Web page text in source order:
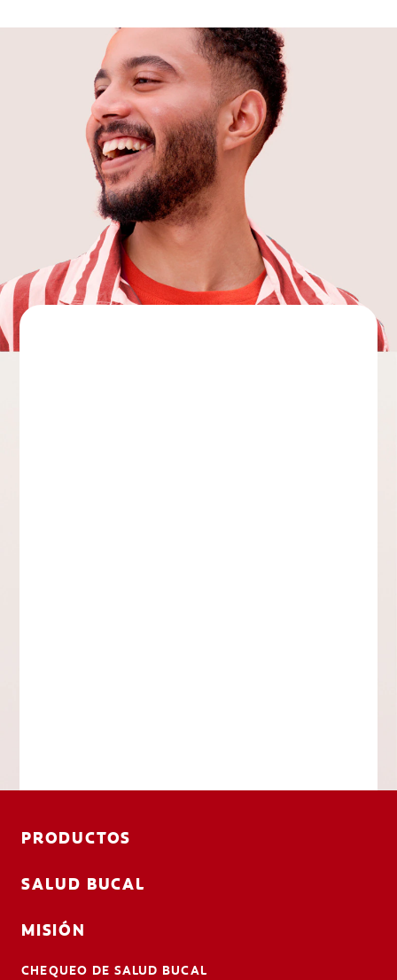
PRODUCTOS
SALUD BUCAL
MISIÓN
CHEQUEO DE SALUD BUCAL